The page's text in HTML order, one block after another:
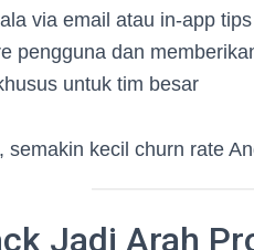
via email atau in-app tips
pengguna dan
untuk tim besar
kecil churn rate
Jadi Arah